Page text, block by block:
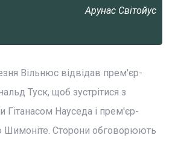
Арунас Світойус
Вільнюс відвідав прем'єр-
Туск, щоб зустрітися з
Гітанасом Науседа і прем'єр-
Шимоніте. Сторони обговорюють